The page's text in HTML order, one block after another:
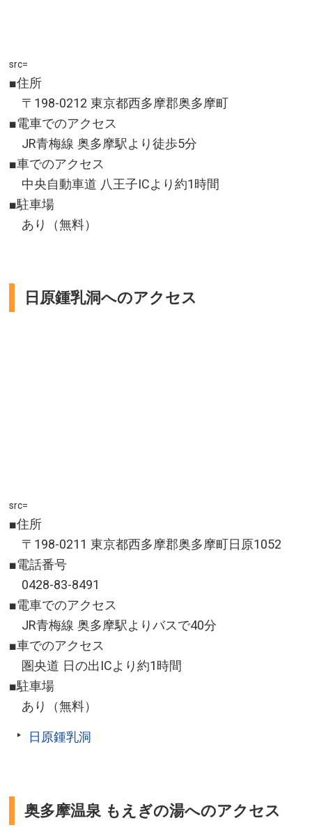
src=
■住所
〒198-0212 東京都西多摩郡奥多摩町
■電車でのアクセス
JR青梅線 奥多摩駅より徒歩5分
■車でのアクセス
中央自動車道 八王子ICより約1時間
■駐車場
あり（無料）
日原鍾乳洞へのアクセス
src=
■住所
〒198-0211 東京都西多摩郡奥多摩町日原1052
■電話番号
0428-83-8491
■電車でのアクセス
JR青梅線 奥多摩駅よりバスで40分
■車でのアクセス
圏央道 日の出ICより約1時間
■駐車場
あり（無料）
日原鍾乳洞
奥多摩温泉 もえぎの湯へのアクセス